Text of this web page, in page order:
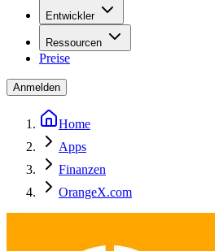
Entwickler
Ressourcen
Preise
Anmelden
Home
Apps
Finanzen
OrangeX.com